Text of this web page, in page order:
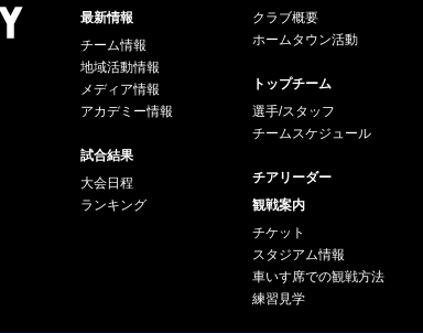
最新情報
チーム情報
地域活動情報
メディア情報
アカデミー情報
試合結果
大会日程
ランキング
クラブ概要
ホームタウン活動
トップチーム
選手/スタッフ
チームスケジュール
チアリーダー
観戦案内
チケット
スタジアム情報
車いす席での観戦方法
練習見学